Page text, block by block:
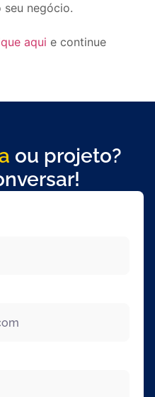
seu negócio.
aqui e continue
ou projeto?